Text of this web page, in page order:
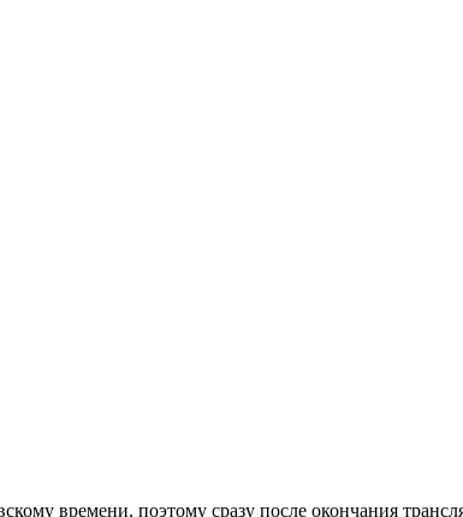
времени, поэтому сразу после окончания